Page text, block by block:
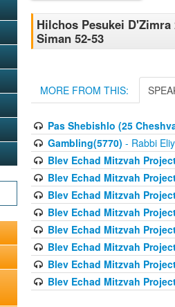
Hilchos Pesukei
Siman 52-53
MORE FROM THIS:
Pas Shebishlo (25
Gambling(5770) - Rabbi
Blev Echad Mitzvah
Blev Echad Mitzvah
Blev Echad Mitzvah
Blev Echad Mitzvah
Blev Echad Mitzvah
Blev Echad Mitzvah
Blev Echad Mitzvah
Blev Echad Mitzvah